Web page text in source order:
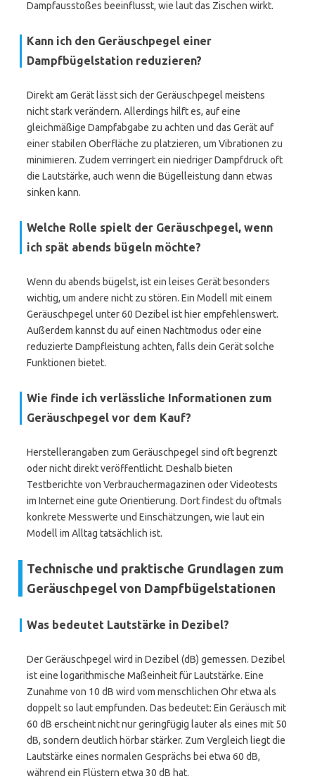
Dampfausstoßes beeinflusst, wie laut das Zischen wirkt.
Kann ich den Geräuschpegel einer
Dampfbügelstation reduzieren?
Direkt am Gerät lässt sich der Geräuschpegel meistens
nicht stark verändern. Allerdings hilft es, auf eine
gleichmäßige Dampfabgabe zu achten und das Gerät auf
einer stabilen Oberfläche zu platzieren, um Vibrationen zu
minimieren. Zudem verringert ein niedriger Dampfdruck oft
die Lautstärke, auch wenn die Bügelleistung dann etwas
sinken kann.
Welche Rolle spielt der Geräuschpegel, wenn
ich spät abends bügeln möchte?
Wenn du abends bügelst, ist ein leises Gerät besonders
wichtig, um andere nicht zu stören. Ein Modell mit einem
Geräuschpegel unter 60 Dezibel ist hier empfehlenswert.
Außerdem kannst du auf einen Nachtmodus oder eine
reduzierte Dampfleistung achten, falls dein Gerät solche
Funktionen bietet.
Wie finde ich verlässliche Informationen zum
Geräuschpegel vor dem Kauf?
Herstellerangaben zum Geräuschpegel sind oft begrenzt
oder nicht direkt veröffentlicht. Deshalb bieten
Testberichte von Verbrauchermagazinen oder Videotests
im Internet eine gute Orientierung. Dort findest du oftmals
konkrete Messwerte und Einschätzungen, wie laut ein
Modell im Alltag tatsächlich ist.
Technische und praktische Grundlagen zum
Geräuschpegel von Dampfbügelstationen
Was bedeutet Lautstärke in Dezibel?
Der Geräuschpegel wird in Dezibel (dB) gemessen. Dezibel
ist eine logarithmische Maßeinheit für Lautstärke. Eine
Zunahme von 10 dB wird vom menschlichen Ohr etwa als
doppelt so laut empfunden. Das bedeutet: Ein Geräusch mit
60 dB erscheint nicht nur geringfügig lauter als eines mit 50
dB, sondern deutlich hörbar stärker. Zum Vergleich liegt die
Lautstärke eines normalen Gesprächs bei etwa 60 dB,
während ein Flüstern etwa 30 dB hat.